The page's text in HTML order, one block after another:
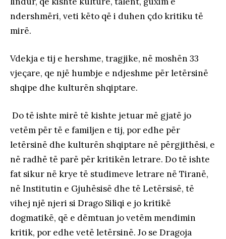
ndershmëri, veti këto që i duhen çdo kritiku të
mirë.
Vdekja e tij e hershme, tragjike, në moshën 33
vjeçare, qe një humbje e ndjeshme për letërsinë
shqipe dhe kulturën shqiptare.
Do të ishte mirë të kishte jetuar më gjatë jo
vetëm për të e familjen e tij, por edhe për
letërsinë dhe kulturën shqiptare në përgjithësi, e
në radhë të parë për kritikën letrare. Do të ishte
fat sikur në krye të studimeve letrare në Tiranë,
në Institutin e Gjuhësisë dhe të Letërsisë, të
vihej një njeri si Drago Siliqi e jo kritikë
dogmatikë, që e dëmtuan jo vetëm mendimin
kritik, por edhe vetë letërsinë. Jo se Dragoja